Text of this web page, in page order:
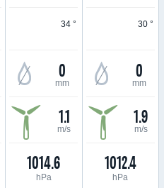
34 °
0
mm
1.1
m/s
1014.6
hPa
30 °
0
mm
1.9
m/s
1012.4
hPa